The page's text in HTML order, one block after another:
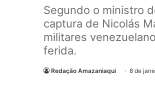
Segundo o ministro
captura de Nicolás
militares
ferida.
Redação Amazaniaqui 8 de